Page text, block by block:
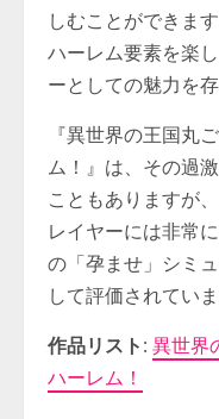
しむことができま
ハーレム要素を楽
ーとしての魅力を
『異世界の王国丸
ム！』は、その過
こともありますが
レイヤーには非常
の「孕ませ」シミ
して評価されていま
作品リスト: 異世界
ハーレム！